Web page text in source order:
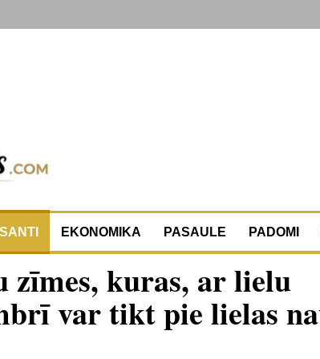
EKONOMIKA PASAULE PADOMI
zīmes, kuras, ar lielu
var tikt pie lielas